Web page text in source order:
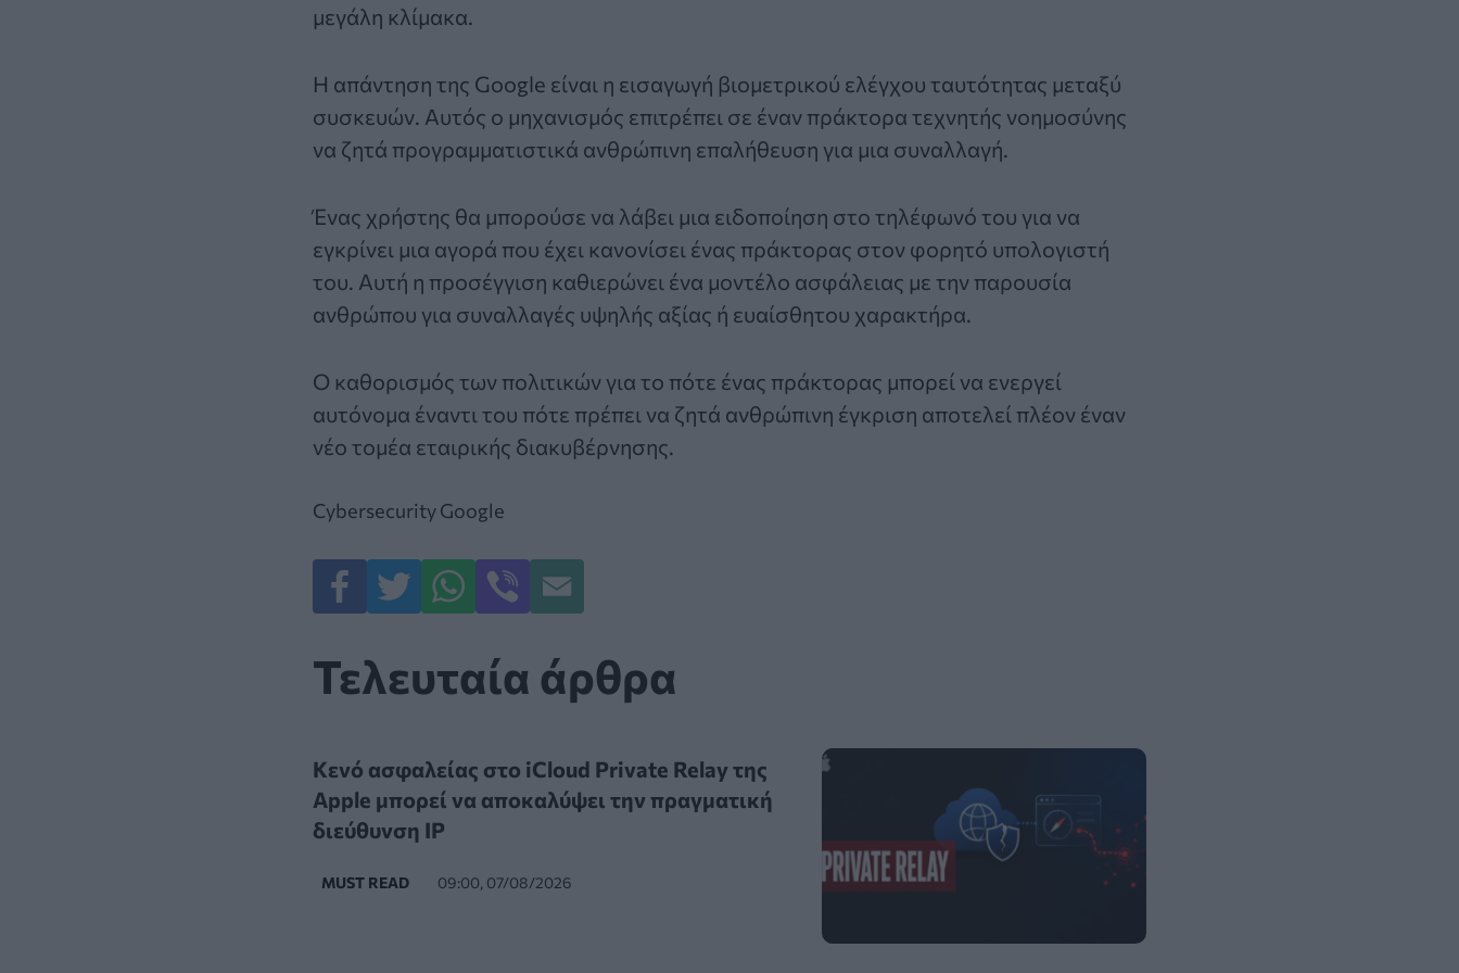
μεγάλη κλίμακα.
Η απάντηση της Google είναι η εισαγωγή βιομετρικού ελέγχου ταυτότητας μεταξύ
συσκευών. Αυτός ο μηχανισμός επιτρέπει σε έναν πράκτορα τεχνητής νοημοσύνης
να ζητά προγραμματιστικά ανθρώπινη επαλήθευση για μια συναλλαγή.
Ένας χρήστης θα μπορούσε να λάβει μια ειδοποίηση στο τηλέφωνό του για να
εγκρίνει μια αγορά που έχει κανονίσει ένας πράκτορας στον φορητό υπολογιστή
του. Αυτή η προσέγγιση καθιερώνει ένα μοντέλο ασφάλειας με την παρουσία
ανθρώπου για συναλλαγές υψηλής αξίας ή ευαίσθητου χαρακτήρα.
Ο καθορισμός των πολιτικών για το πότε ένας πράκτορας μπορεί να ενεργεί
αυτόνομα έναντι του πότε πρέπει να ζητά ανθρώπινη έγκριση αποτελεί πλέον έναν
νέο τομέα εταιρικής διακυβέρνησης.
CybersecurityGoogle
Τελευταία άρθρα
Κενό ασφαλείας στο iCloud Private Relay της
Apple μπορεί να αποκαλύψει την πραγματική
διεύθυνση IP
MUST READ 09:00, 07/08/2026